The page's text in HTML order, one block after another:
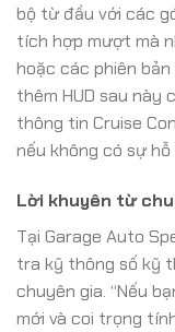
bộ từ đầu với các
tích hợp mượt mà
hoặc các phiên
thêm HUD sau
thông tin Cruise
nếu không có sự
Lời khuyên từ
Tại Garage Auto
tra kỹ thông số kỹ
chuyên gia. “Nếu
mới và coi trọng